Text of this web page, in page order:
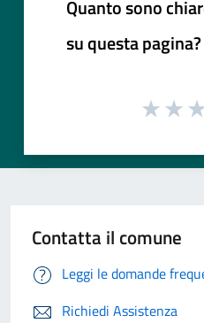
Quanto sono
su questa pagina?
Contatta il comune
Leggi le domande
Richiedi Assistenza